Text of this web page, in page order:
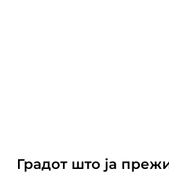
Градот што ја